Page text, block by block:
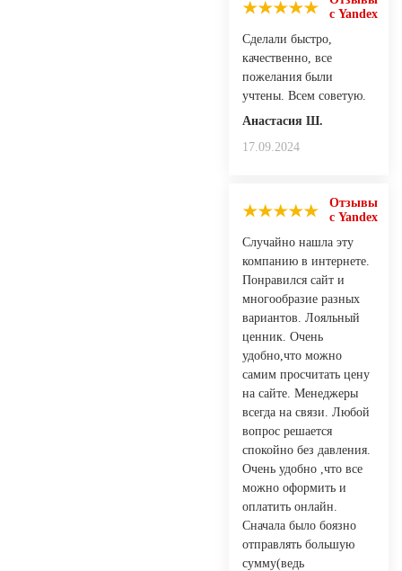
с Yandex
Сделали быстро,
качественно, все
пожелания были
учтены. Всем советую.
Анастасия Ш.
17.09.2024
Отзывы
с Yandex
Случайно нашла эту
компанию в интернете.
Понравился сайт и
многообразие разных
вариантов. Лояльный
ценник. Очень
удобно,что можно
самим просчитать цену
на сайте. Менеджеры
всегда на связи. Любой
вопрос решается
спокойно без давления.
Очень удобно ,что все
можно оформить и
оплатить онлайн.
Сначала было боязно
отправлять большую
сумму(ведь